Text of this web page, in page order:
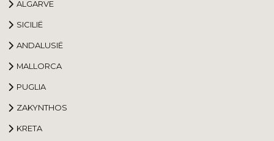
ALGARVE
SICILIË
ANDALUSIË
MALLORCA
PUGLIA
ZAKYNTHOS
KRETA